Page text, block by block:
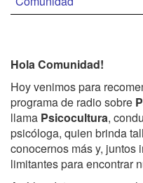
Hola Comunidad!
Hoy venimos para
programa de radio sobre
llama Psicocultura,
psicóloga, quien brinda
conocernos más y, juntos
limitantes para encontrar